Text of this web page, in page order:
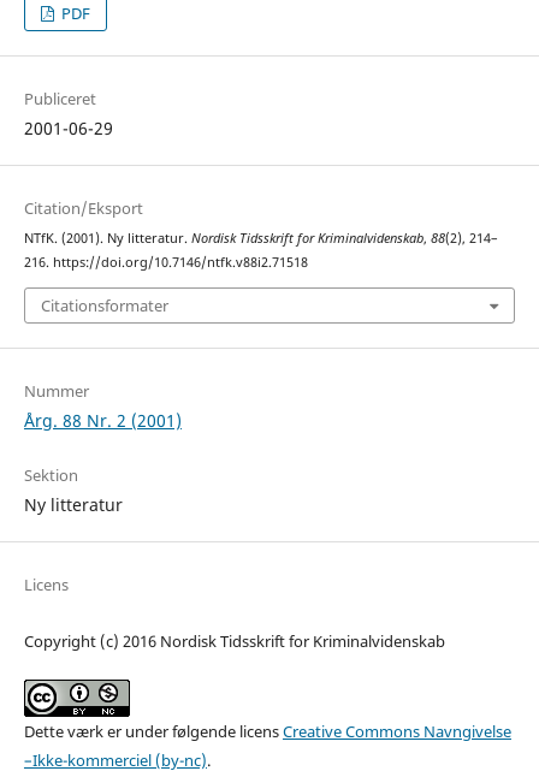
PDF
Publiceret
2001-06-29
Citation/Eksport
NTfK. (2001). Ny litteratur. Nordisk Tidsskrift for Kriminalvidenskab, 88(2), 214–
216. https://doi.org/10.7146/ntfk.v88i2.71518
Citationsformater
Nummer
Årg. 88 Nr. 2 (2001)
Sektion
Ny litteratur
Licens
Copyright (c) 2016 Nordisk Tidsskrift for Kriminalvidenskab
Dette værk er under følgende licensCreative Commons Navngivelse
–Ikke-kommerciel (by-nc).